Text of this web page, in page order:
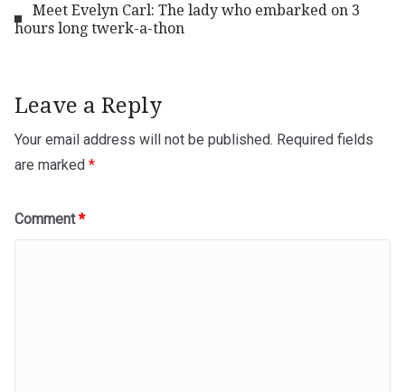
Meet Evelyn Carl: The lady who embarked on 3
hours long twerk-a-thon
Leave a Reply
Your email address will not be published. Required fields
are marked *
Comment*